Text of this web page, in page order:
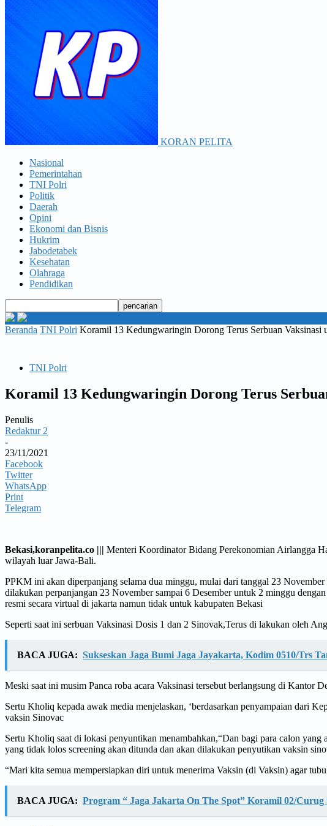
KORAN PELITA
Nasional
Pemerintahan
TNI Polri
Politik
Daerah
Opini
Ekonomi dan Bisnis
Hukrim
Jabodetabek
Kesehatan
Olahraga
Pendidikan
Beranda TNI Polri Koramil 13 Kedungwaringin Dorong Terus Serbuan Vaksinasi
TNI Polri
Koramil 13 Kedungwaringin Dorong Terus
Penulis
Redaktur 2
-
23/11/2021
Facebook
Twitter
WhatsApp
Print
Telegram
Bekasi,koranpelita.co ||| Menteri Koordinator Bidang Perekonomian Airlangga
wilayah luar Jawa-Bali.
PPKM ini akan diperpanjang selama dua minggu, mulai dari tanggal 23
dilakukan perpanjangan 23 November sampai 6 Desember untuk 2 minggu
resmi secara virtual di jakarta namun tidak untuk kabupaten Bekasi
Seperti saat ini serbuan Vaksinasi Dosis 1 dan 2 Sinovak,Terus di lakukan oleh
BACA JUGA: Sukseskan Jaga Bumi Jaga Jayakarta, Kodim 0510/Trs
Meski saat ini musim Panca roba acara Vaksinasi tersebut berlangsung di Kantor
Sertu Kholiq kepada awak media menjelaskan, ‘berdasarkan penyampaian dari
vaksin Sinovac
Sertu Kholiq saat di lokasi penyuntikan menambahkan,“Dan bagi para calon
yang tidak lolos screening akan ditunda dan akan dilakukan penyutikan vaksin
“Mari kita semua mempersiapkan diri untuk menerima Vaksin (di Vaksin) agar
BACA JUGA: Program “ Jaga Jakarta On The Spot” Koramil 02/Curug